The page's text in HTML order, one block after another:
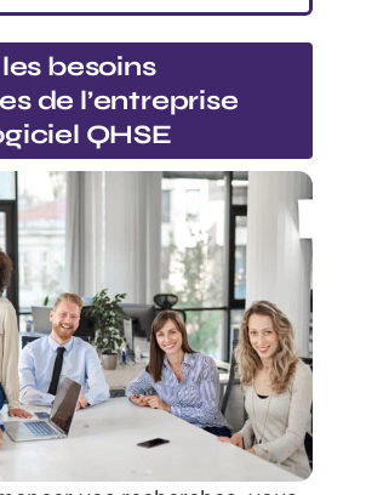
besoins
de l’entreprise
QHSE